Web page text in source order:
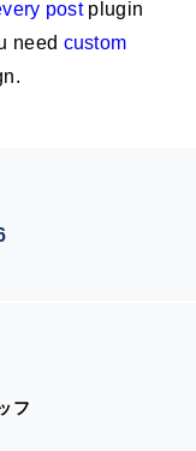
postplugin
need custom
フ